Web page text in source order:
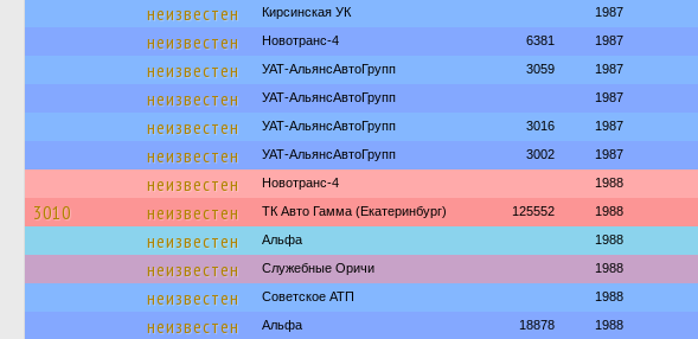
неизвестен Кирсинская УК 1987
неизвестен Новотранс-4 6381 1987
неизвестен УАТ-АльянсАвтоГрупп 3059 1987
неизвестен УАТ-АльянсАвтоГрупп 1987
неизвестен УАТ-АльянсАвтоГрупп 3016 1987
неизвестен УАТ-АльянсАвтоГрупп 3002 1987
неизвестен Новотранс-4 1988
3010 неизвестен ТК Авто Гамма (Екатеринбург) 125552 1988
неизвестен Альфа 1988
неизвестен Служебные Оричи 1988
неизвестен Советское АТП 1988
неизвестен Альфа 18878 1988